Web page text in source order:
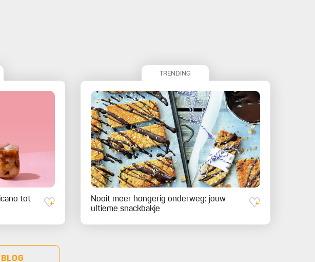
tot
TRENDING
Nooit meer hongerig onderweg: jouw
ultieme snackbakje